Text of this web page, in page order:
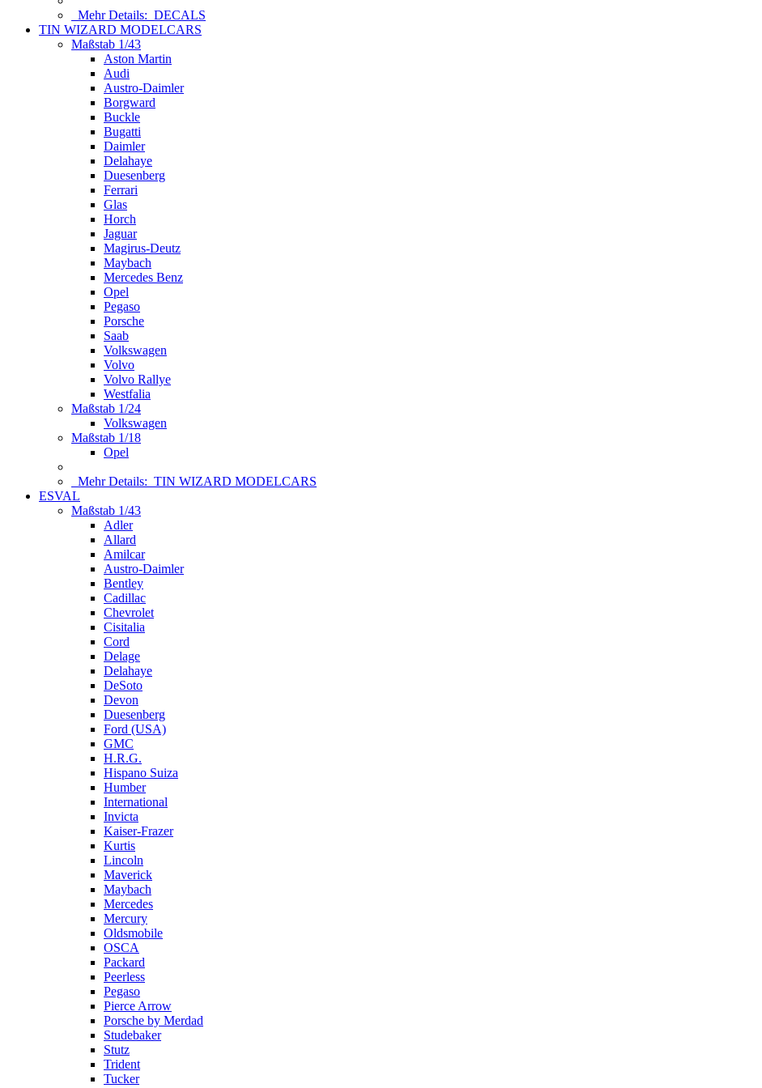
Mehr Details: DECALS
TIN WIZARD MODELCARS
Maßstab 1/43
Aston Martin
Audi
Austro-Daimler
Borgward
Buckle
Bugatti
Daimler
Delahaye
Duesenberg
Ferrari
Glas
Horch
Jaguar
Magirus-Deutz
Maybach
Mercedes Benz
Opel
Pegaso
Porsche
Saab
Volkswagen
Volvo
Volvo Rallye
Westfalia
Maßstab 1/24
Volkswagen
Maßstab 1/18
Opel
Mehr Details: TIN WIZARD MODELCARS
ESVAL
Maßstab 1/43
Adler
Allard
Amilcar
Austro-Daimler
Bentley
Cadillac
Chevrolet
Cisitalia
Cord
Delage
Delahaye
DeSoto
Devon
Duesenberg
Ford (USA)
GMC
H.R.G.
Hispano Suiza
Humber
International
Invicta
Kaiser-Frazer
Kurtis
Lincoln
Maverick
Maybach
Mercedes
Mercury
Oldsmobile
OSCA
Packard
Peerless
Pegaso
Pierce Arrow
Porsche by Merdad
Studebaker
Stutz
Trident
Tucker